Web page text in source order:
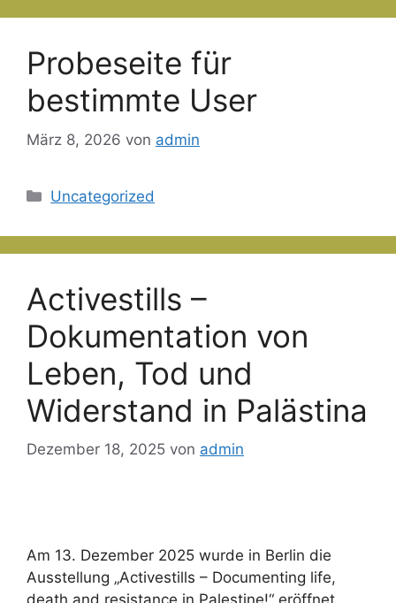
Probeseite für
bestimmte User
März 8, 2026 von admin
Kategorien
Uncategorized
Activestills –
Dokumentation von
Leben, Tod und
Widerstand in Palästina
Dezember 18, 2025 von admin
Am 13. Dezember 2025 wurde in Berlin die
Ausstellung „Activestills – Documenting life,